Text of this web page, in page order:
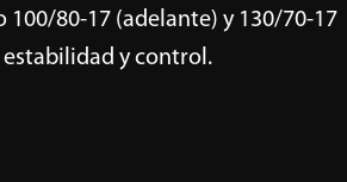
80-17 (adelante) y 130/70-17
y control.